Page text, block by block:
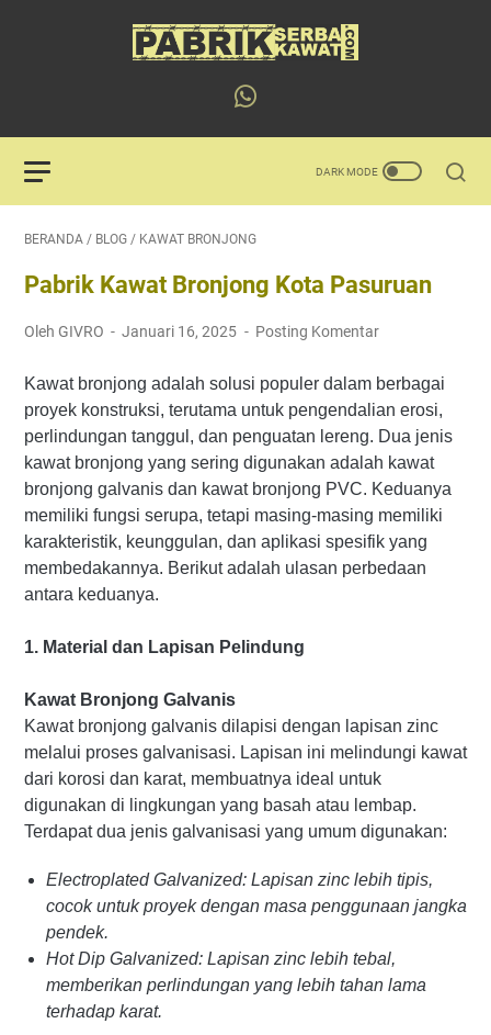
BERANDA / BLOG / KAWAT BRONJONG
Pabrik Kawat Bronjong Kota Pasuruan
Oleh GIVRO Januari 16, 2025 Posting Komentar
Kawat bronjong adalah solusi populer dalam berbagai
proyek konstruksi, terutama untuk pengendalian erosi,
perlindungan tanggul, dan penguatan lereng. Dua jenis
kawat bronjong yang sering digunakan adalah kawat
bronjong galvanis dan kawat bronjong PVC. Keduanya
memiliki fungsi serupa, tetapi masing-masing memiliki
karakteristik, keunggulan, dan aplikasi spesifik yang
membedakannya. Berikut adalah ulasan perbedaan
antara keduanya.
1. Material dan Lapisan Pelindung
Kawat Bronjong Galvanis
Kawat bronjong galvanis dilapisi dengan lapisan zinc
melalui proses galvanisasi. Lapisan ini melindungi kawat
dari korosi dan karat, membuatnya ideal untuk
digunakan di lingkungan yang basah atau lembap.
Terdapat dua jenis galvanisasi yang umum digunakan:
Electroplated Galvanized: Lapisan zinc lebih tipis,
cocok untuk proyek dengan masa penggunaan jangka
pendek.
Hot Dip Galvanized: Lapisan zinc lebih tebal,
memberikan perlindungan yang lebih tahan lama
terhadap karat.